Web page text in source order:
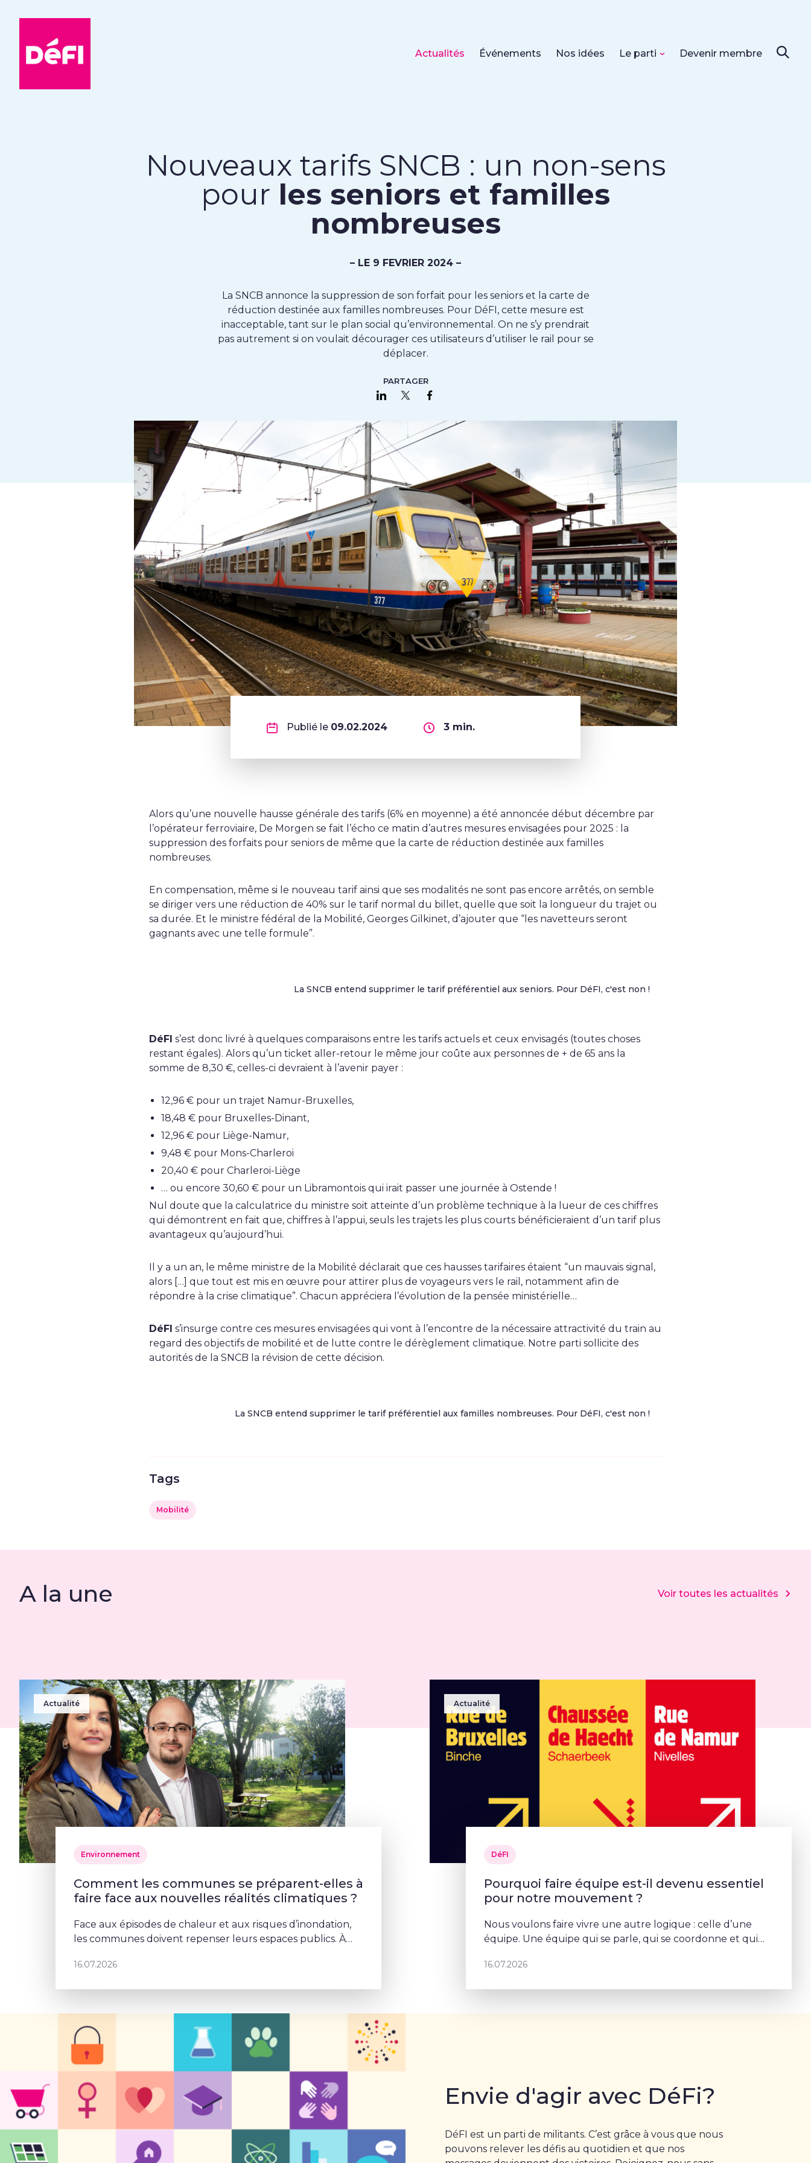
Actualités Événements Nos idées Le parti Devenir membre
Nouveaux tarifs SNCB : un non-sens
pour les seniors et familles
nombreuses
– LE 9 FEVRIER 2024 –
La SNCB annonce la suppression de son forfait pour les seniors et la carte de
réduction destinée aux familles nombreuses. Pour DéFI, cette mesure est
inacceptable, tant sur le plan social qu’environnemental. On ne s’y prendrait
pas autrement si on voulait décourager ces utilisateurs d’utiliser le rail pour se
déplacer.
PARTAGER
Partager sur LinkedIn
Partager sur Twitter
Publié le 09.02.2024 3 min.
Alors qu’une nouvelle hausse générale des tarifs (6% en moyenne) a été annoncée début décembre par
l’opérateur ferroviaire, De Morgen se fait l’écho ce matin d’autres mesures envisagées pour 2025 : la
suppression des forfaits pour seniors de même que la carte de réduction destinée aux familles
nombreuses.
En compensation, même si le nouveau tarif ainsi que ses modalités ne sont pas encore arrêtés, on semble
se diriger vers une réduction de 40% sur le tarif normal du billet, quelle que soit la longueur du trajet ou
sa durée. Et le ministre fédéral de la Mobilité, Georges Gilkinet, d’ajouter que “les navetteurs seront
gagnants avec une telle formule”.
La SNCB entend supprimer le tarif préférentiel aux seniors. Pour DéFI, c'est non !
DéFI s’est donc livré à quelques comparaisons entre les tarifs actuels et ceux envisagés (toutes choses
restant égales). Alors qu’un ticket aller-retour le même jour coûte aux personnes de + de 65 ans la
somme de 8,30 €, celles-ci devraient à l’avenir payer :
12,96 € pour un trajet Namur-Bruxelles,
18,48 € pour Bruxelles-Dinant,
12,96 € pour Liège-Namur,
9,48 € pour Mons-Charleroi
20,40 € pour Charleroi-Liège
… ou encore 30,60 € pour un Libramontois qui irait passer une journée à Ostende !
Nul doute que la calculatrice du ministre soit atteinte d’un problème technique à la lueur de ces chiffres
qui démontrent en fait que, chiffres à l’appui, seuls les trajets les plus courts bénéficieraient d’un tarif plus
avantageux qu’aujourd’hui.
Il y a un an, le même ministre de la Mobilité déclarait que ces hausses tarifaires étaient “un mauvais signal,
alors […] que tout est mis en œuvre pour attirer plus de voyageurs vers le rail, notamment afin de
répondre à la crise climatique”. Chacun appréciera l’évolution de la pensée ministérielle…
DéFI s’insurge contre ces mesures envisagées qui vont à l’encontre de la nécessaire attractivité du train au
regard des objectifs de mobilité et de lutte contre le dérèglement climatique. Notre parti sollicite des
autorités de la SNCB la révision de cette décision.
La SNCB entend supprimer le tarif préférentiel aux familles nombreuses. Pour DéFI, c'est non !
Tags
Mobilité
A la une Voir toutes les actualités
Actualité
Environnement
Comment les communes se préparent-elles à
faire face aux nouvelles réalités climatiques ?
Face aux épisodes de chaleur et aux risques d’inondation,
les communes doivent repenser leurs espaces publics. À
et la participation cito
16.07.2026
Actualité
DéFI
Pourquoi faire équipe est-il devenu essentiel
pour notre mouvement ?
Nous voulons faire vivre une autre logique : celle d’une
équipe. Une équipe qui se parle, qui se coordonne et qui
16.07.2026
Envie d'agir avec DéFi?
DéFI est un parti de militants. C’est grâce à vous que nous
pouvons relever les défis au quotidien et que nos